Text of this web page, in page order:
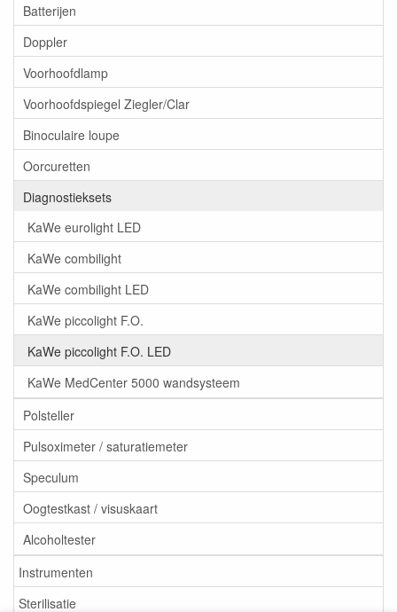
Batterijen
Doppler
Voorhoofdlamp
Voorhoofdspiegel Ziegler/Clar
Binoculaire loupe
Oorcuretten
Diagnostieksets
KaWe eurolight LED
KaWe combilight
KaWe combilight LED
KaWe piccolight F.O.
KaWe piccolight F.O. LED
KaWe MedCenter 5000 wandsysteem
Polsteller
Pulsoximeter / saturatiemeter
Speculum
Oogtestkast / visuskaart
Alcoholtester
Instrumenten
Sterilisatie